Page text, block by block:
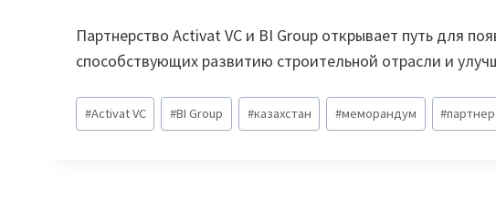
Партнерство Activat VC и BI Group открывает путь для
способствующих развитию строительной отрасли и
Метки
записи:
#Activat VC #BI Group #казахстан #меморандум #